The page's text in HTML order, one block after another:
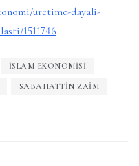
uretime-dayali-
1511746
ISLAM EKONOMISI
SABAHATTIN ZAIM